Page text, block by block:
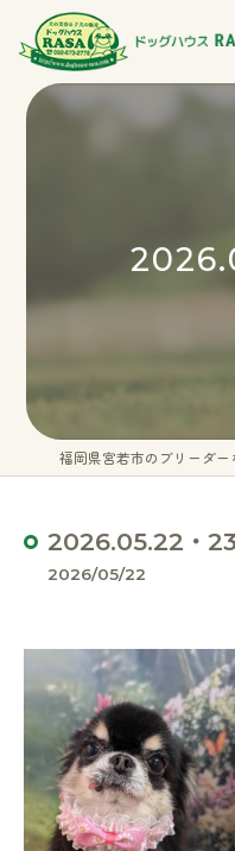
2026.05.22・23
2026/05/22